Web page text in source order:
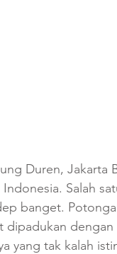
Duren, Jakarta
Salah
banget.
yang tak kalah